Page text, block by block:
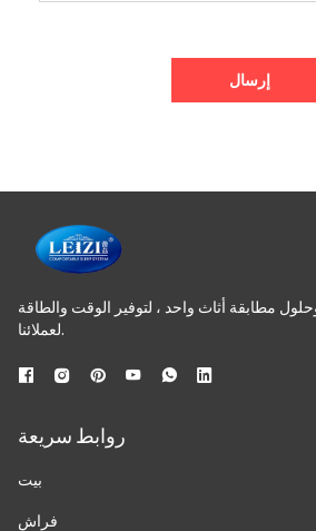
إرسال
مطابقة أثاث واحد ، لتوفير الوقت والطاقة
لعملائنا.
روابط سريعة
بيت
فراش